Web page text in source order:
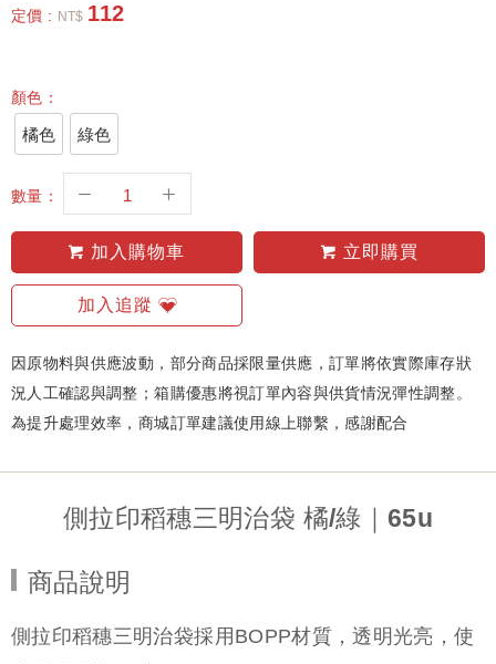
定價 : NT$ 112
顏色：
橘色 綠色
數量：
加入購物車 立即購買
加入追蹤
因原物料與供應波動，部分商品採限量供應，訂單將依實際庫存狀
況人工確認與調整；箱購優惠將視訂單內容與供貨情況彈性調整。
為提升處理效率，商城訂單建議使用線上聯繫，感謝配合
側拉印稻穗三明治袋 橘/綠｜65u
商品說明
側拉印稻穗三明治袋採用BOPP材質，透明光亮，使